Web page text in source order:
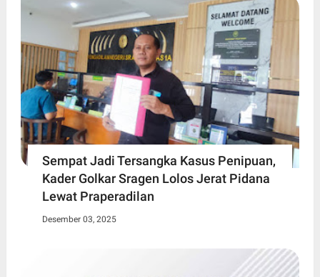
Sempat Jadi Tersangka Kasus Penipuan,
Kader Golkar Sragen Lolos Jerat Pidana
Lewat Praperadilan
Desember 03, 2025